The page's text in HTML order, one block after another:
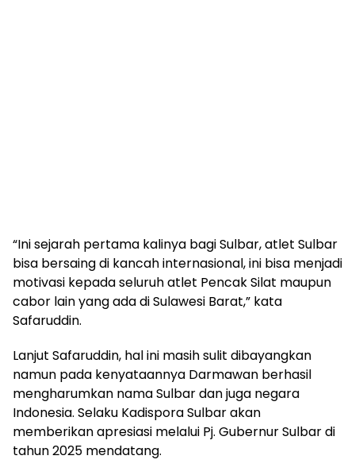
“Ini sejarah pertama kalinya bagi Sulbar, atlet Sulbar
bisa bersaing di kancah internasional, ini bisa menjadi
motivasi kepada seluruh atlet Pencak Silat maupun
cabor lain yang ada di Sulawesi Barat,” kata
Safaruddin.
Lanjut Safaruddin, hal ini masih sulit dibayangkan
namun pada kenyataannya Darmawan berhasil
mengharumkan nama Sulbar dan juga negara
Indonesia. Selaku Kadispora Sulbar akan
memberikan apresiasi melalui Pj. Gubernur Sulbar di
tahun 2025 mendatang.